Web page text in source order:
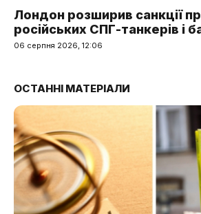
Лондон розширив санкції
російських СПГ-танкерів і
06 серпня 2026, 12:06
ОСТАННІ МАТЕРІАЛИ